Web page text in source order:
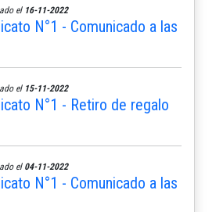
el 16-11-2022
N°1 - Comunicado a las
el 15-11-2022
N°1 - Retiro de regalo
el 04-11-2022
N°1 - Comunicado a las